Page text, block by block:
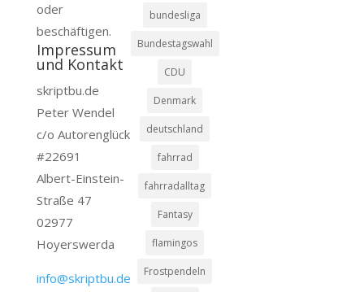
oder
beschäftigen.
Impressum
und Kontakt
skriptbu.de
Peter Wendel
c/o Autorenglück
#22691
Albert-Einstein-
Straße 47
02977
Hoyerswerda
info@skriptbu.de
bundesliga
Bundestagswahl
CDU
Denmark
deutschland
fahrrad
fahrradalltag
Fantasy
flamingos
Frostpendeln